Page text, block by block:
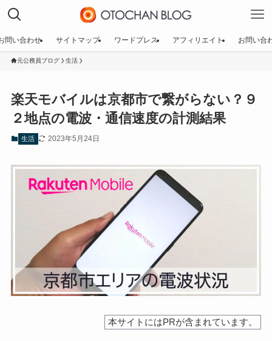
問い合わせ サイトマップ ワードプレス アフィリエイト お問い合
元公務員ブログ 生活
楽天モバイルは京都市で繋がらない？９
２地点の電波・通信速度の計測結果
生活 2023年5月24日
本サイトにはPRが含まれています。